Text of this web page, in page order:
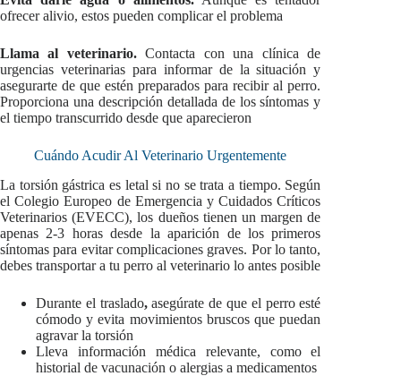
ofrecer alivio, estos pueden complicar el problema
Llama al veterinario.Contacta con una clínica de
urgencias veterinarias para informar de la situación y
asegurarte de que estén preparados para recibir al perro.
Proporciona una descripción detallada de los síntomas y
el tiempo transcurrido desde que aparecieron
Cuándo Acudir Al Veterinario Urgentemente
La torsión gástrica es letal si no se trata a tiempo. Según
el Colegio Europeo de Emergencia y Cuidados Críticos
Veterinarios (EVECC), los dueños tienen un margen de
apenas 2-3 horas desde la aparición de los primeros
síntomas para evitar complicaciones graves. Por lo tanto,
debes transportar a tu perro al veterinario lo antes posible
Durante el traslado,asegúrate de que el perro esté
cómodo y evita movimientos bruscos que puedan
agravar la torsión
Lleva información médica relevante, como el
historial de vacunación o alergias a medicamentos